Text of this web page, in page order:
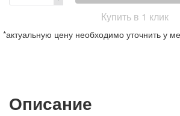
Купить в 1 клик
*актуальную цену необходимо уточнить у
Описание